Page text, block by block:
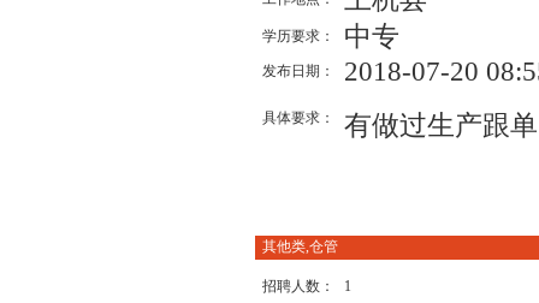
学历要求： 中专
发布日期： 2018-07-20
具体要求： 有做过生产跟
其他类,仓管
招聘人数：
1